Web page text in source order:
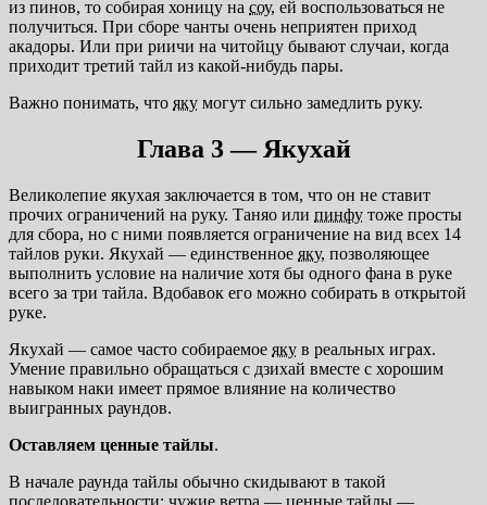
из пинов, то собирая хоницу на соу, ей воспользоваться не
получиться. При сборе чанты очень неприятен приход
акадоры. Или при риичи на читойцу бывают случаи, когда
приходит третий тайл из какой-нибудь пары.
Важно понимать, что яку могут сильно замедлить руку.
Глава 3— Якухай
Великолепие якухая заключается в том, что он не ставит
прочих ограничений на руку. Таняо или пинфу тоже просты
для сбора, но с ними появляется ограничение на вид всех 14
тайлов руки. Якухай — единственное яку, позволяющее
выполнить условие на наличие хотя бы одного фана в руке
всего за три тайла. Вдобавок его можно собирать в открытой
руке.
Якухай — самое часто собираемое яку в реальных играх.
Умение правильно обращаться с дзихай вместе с хорошим
навыком наки имеет прямое влияние на количество
выигранных раундов.
Оставляем ценные тайлы.
В начале раунда тайлы обычно скидывают в такой
последовательности: чужие ветра — ценные тайлы —